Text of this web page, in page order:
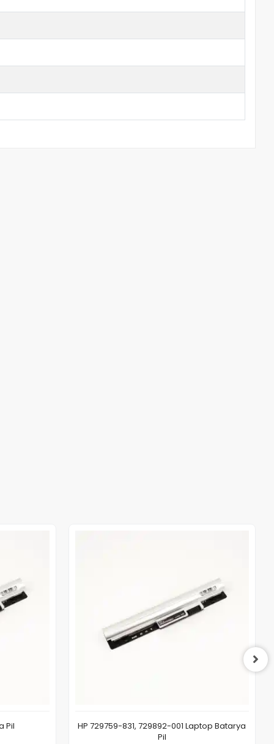
Pil
HP 729759-831, 729892-001 Laptop Batarya
Pil